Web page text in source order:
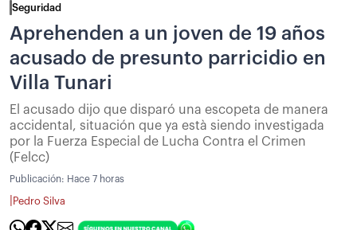
Seguridad
Aprehenden a un joven de 19 años
acusado de presunto parricidio en
Villa Tunari
El acusado dijo que disparó una escopeta de manera
accidental, situación que ya està siendo investigada
por la Fuerza Especial de Lucha Contra el Crimen
(Felcc)
Publicación: Hace 7 horas
Pedro Silva